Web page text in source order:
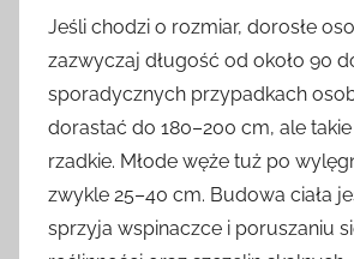
Jeśli chodzi o rozmiar, dorosłe
zazwyczaj długość od około 90
sporadycznych przypadkach
dorastać do 180–200 cm, ale
rzadkie. Młode węże tuż po
zwykle 25–40 cm. Budowa ciała
sprzyja wspinaczce i poruszaniu